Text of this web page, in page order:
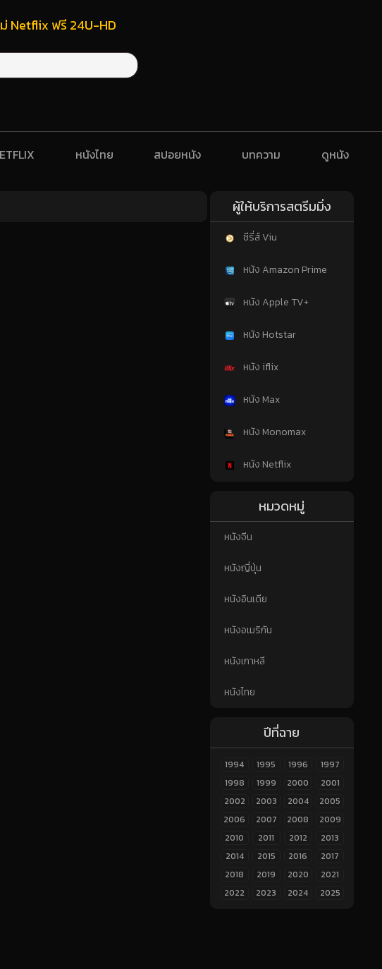
Netflix ฟรี 24U-HD
หนังไทย สปอยหนัง บทความ ดูหนัง
ผู้ให้บริการสตรีมมิ่ง
ซีรี่ส์ Viu
หนัง Amazon Prime
หนัง Apple TV+
หนัง Hotstar
หนัง iflix
หนัง Max
หนัง Monomax
หนัง Netflix
หมวดหมู่
หนังจีน
หนังญี่ปุ่น
หนังอินเดีย
หนังอเมริกัน
หนังเกาหลี
หนังไทย
ปีที่ฉาย
1994 1995 1996
1997
1998
1999 2000
2001
2002
2003 2004
2005
2006
2007 2008
2009
2010
2011 2012
2013
2014
2015 2016
2017
2018
2019 2020
2021
2022
2023 2024 2025